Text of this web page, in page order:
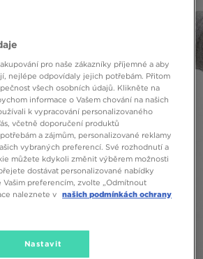
pro naše zákazníky příjemné a aby
nejlépe odpovídaly jejich potřebám. Přitom
všech osobních údajů. Klikněte na
informace o Vašem chování na našich
k vypracování personalizovaného
včetně doporučení produktů
a zájmům, personalizované reklamy
vybraných preferencí. Své rozhodnutí a
můžete kdykoli změnit výběrem možnosti
dostávat personalizované nabídky
preferencím, zvolte „Odmítnout
naleznete v našich podmínkách ochrany
Nastavit